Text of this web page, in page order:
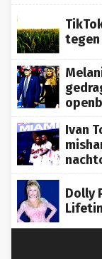
tegen
Ivan
Dolly